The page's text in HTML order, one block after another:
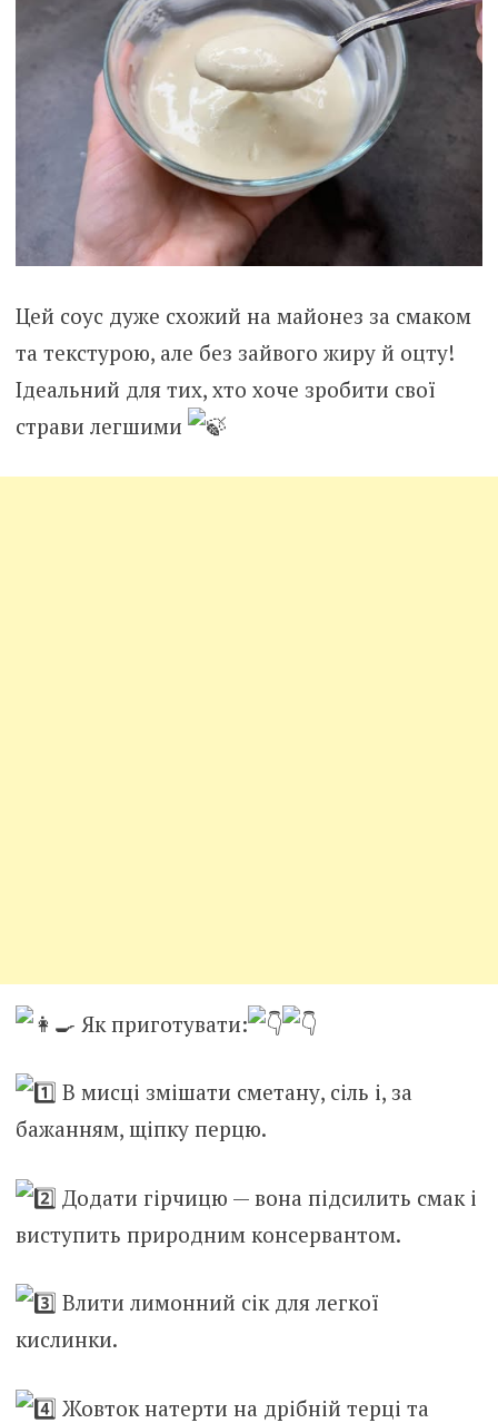
Цей соус дуже схожий на майонез за смаком
та текстурою, але без зайвого жиру й оцту!
Ідеальний для тих, хто хоче зробити свої
страви легшими
Як приготувати:
В мисці змішати сметану, сіль і, за
бажанням, щіпку перцю.
Додати гірчицю — вона підсилить смак і
виступить природним консервантом.
Влити лимонний сік для легкої
кислинки.
Жовток натерти на дрібній терці та